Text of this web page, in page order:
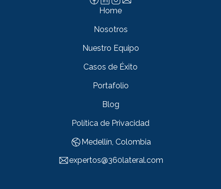
Home
Nosotros
Nuestro Equipo
Casos de Éxito
Portafolio
Blog
Política de Privacidad
Medellín, Colombia
expertos@360lateral.com